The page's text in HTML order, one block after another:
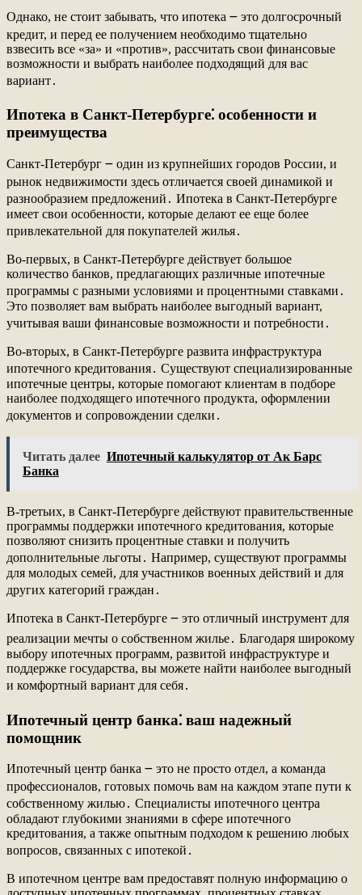
Однако, не стоит забывать, что ипотека ౼ это долгосрочный
кредит, и перед ее получением необходимо тщательно
взвесить все «за» и «против», рассчитать свои финансовые
возможности и выбрать наиболее подходящий для вас
вариант․
Ипотека в Санкт-Петербурге⁚ особенности и
преимущества
Санкт-Петербург ౼ один из крупнейших городов России, и
рынок недвижимости здесь отличается своей динамикой и
разнообразием предложений․ Ипотека в Санкт-Петербурге
имеет свои особенности, которые делают ее еще более
привлекательной для покупателей жилья․
Во-первых, в Санкт-Петербурге действует большое
количество банков, предлагающих различные ипотечные
программы с разными условиями и процентными ставками․
Это позволяет вам выбрать наиболее выгодный вариант,
учитывая ваши финансовые возможности и потребности․
Во-вторых, в Санкт-Петербурге развита инфраструктура
ипотечного кредитования․ Существуют специализированные
ипотечные центры, которые помогают клиентам в подборе
наиболее подходящего ипотечного продукта, оформлении
документов и сопровождении сделки․
Читать далее Ипотечный калькулятор от Ак Барс
Банка
В-третьих, в Санкт-Петербурге действуют правительственные
программы поддержки ипотечного кредитования, которые
позволяют снизить процентные ставки и получить
дополнительные льготы․ Например, существуют программы
для молодых семей, для участников военных действий и для
других категорий граждан․
Ипотека в Санкт-Петербурге ౼ это отличный инструмент для
реализации мечты о собственном жилье․ Благодаря широкому
выбору ипотечных программ, развитой инфраструктуре и
поддержке государства, вы можете найти наиболее выгодный
и комфортный вариант для себя․
Ипотечный центр банка⁚ ваш надежный
помощник
Ипотечный центр банка ౼ это не просто отдел, а команда
профессионалов, готовых помочь вам на каждом этапе пути к
собственному жилью․ Специалисты ипотечного центра
обладают глубокими знаниями в сфере ипотечного
кредитования, а также опытным подходом к решению любых
вопросов, связанных с ипотекой․
В ипотечном центре вам предоставят полную информацию о